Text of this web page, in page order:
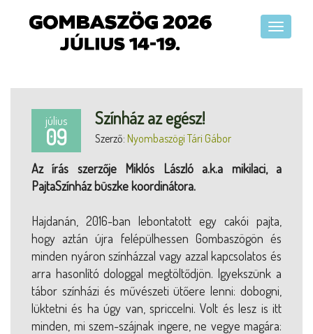
július
09
Színház az egész!
Szerző: Nyombaszögi Tári Gábor
Az írás szerzője Miklós László a.k.a mikilaci, a
PajtaSzínház büszke koordinátora.
Hajdanán, 2016-ban lebontatott egy cakói pajta,
hogy aztán újra felépülhessen Gombaszögön és
minden nyáron színházzal vagy azzal kapcsolatos és
arra hasonlító dologgal megtöltődjön. Igyekszünk a
tábor színházi és művészeti ütőere lenni: dobogni,
lüktetni és ha úgy van, spriccelni. Volt és lesz is itt
minden, mi szem-szájnak ingere, ne vegye magára: